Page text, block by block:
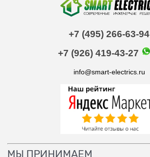
+7 (495) 266-63-94
+7 (926) 419-43-27
info@smart-electrics.ru
МЫ ПРИНИМАЕМ